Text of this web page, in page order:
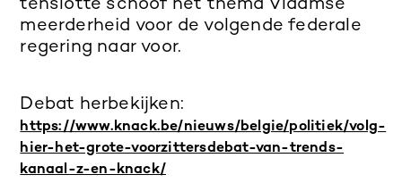
tenslotte schoof het thema Vlaamse
meerderheid voor de volgende federale
regering naar voor.
Debat herbekijken:
https://www.knack.be/nieuws/belgie/politiek/volg-
hier-het-grote-voorzittersdebat-van-trends-
kanaal-z-en-knack/